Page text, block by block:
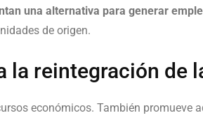
una alternativa para generar
de origen.
la reintegración de
económicos. También